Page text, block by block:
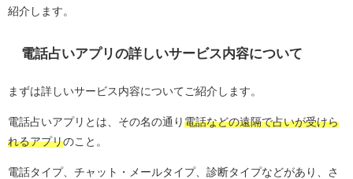
紹介します。
電話占いアプリの詳しいサービス内容について
まずは詳しいサービス内容についてご紹介します。
電話占いアプリとは、その名の通り電話などの遠隔で占いが受けら
れるアプリのこと。
電話タイプ、チャット・メールタイプ、診断タイプなどがあり、さ